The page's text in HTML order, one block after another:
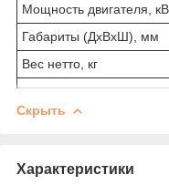
Мощность двигателя,
Габариты (ДхВхШ), мм
Вес нетто, кг
Скрыть
Характеристики